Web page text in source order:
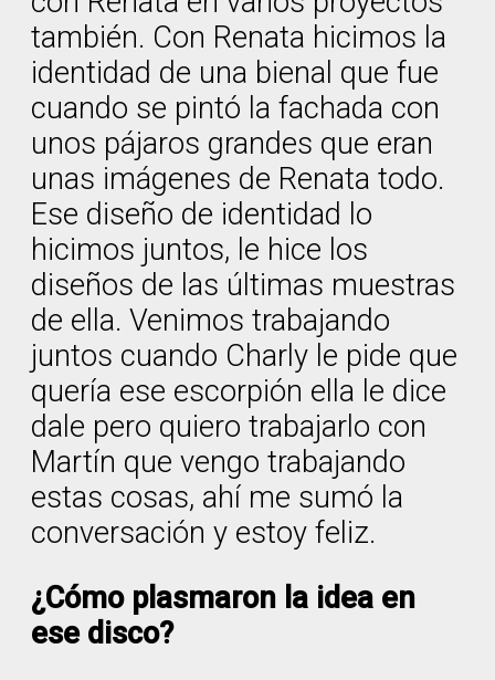
también. Con Renata hicimos la
identidad de una bienal que fue
cuando se pintó la fachada con
unos pájaros grandes que eran
unas imágenes de Renata todo.
Ese diseño de identidad lo
hicimos juntos, le hice los
diseños de las últimas muestras
de ella. Venimos trabajando
juntos cuando Charly le pide que
quería ese escorpión ella le dice
dale pero quiero trabajarlo con
Martín que vengo trabajando
estas cosas, ahí me sumó la
conversación y estoy feliz.
¿Cómo plasmaron la idea en
ese disco?